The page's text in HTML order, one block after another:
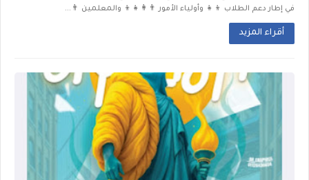
في إطار دعم الطلاب 👦👧 وأولياء الأمور 👨‍👩‍👧‍👦 والمعلمين 👨‍...
أقراء المزيد